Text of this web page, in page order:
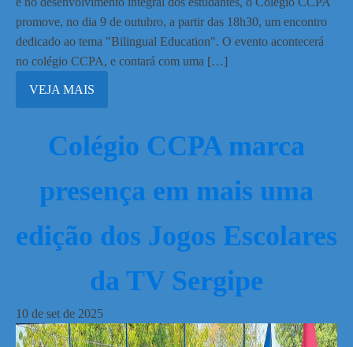
promove, no dia 9 de outubro, a partir das 18h30, um encontro
dedicado ao tema "Bilingual Education". O evento acontecerá
no colégio CCPA, e contará com uma […]
VEJA MAIS
Colégio CCPA marca
presença em mais uma
edição dos Jogos Escolares
da TV Sergipe
10 de set de 2025